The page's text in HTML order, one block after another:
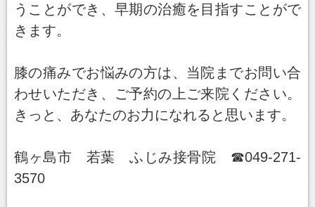
うことができ、早期の治癒を目指すことがで
きます。
膝の痛みでお悩みの方は、当院までお問い合
わせいただき、ご予約の上ご来院ください。
きっと、あなたのお力になれると思います。
鶴ヶ島市 若葉 ふじみ接骨院 ☎049-271-
3570